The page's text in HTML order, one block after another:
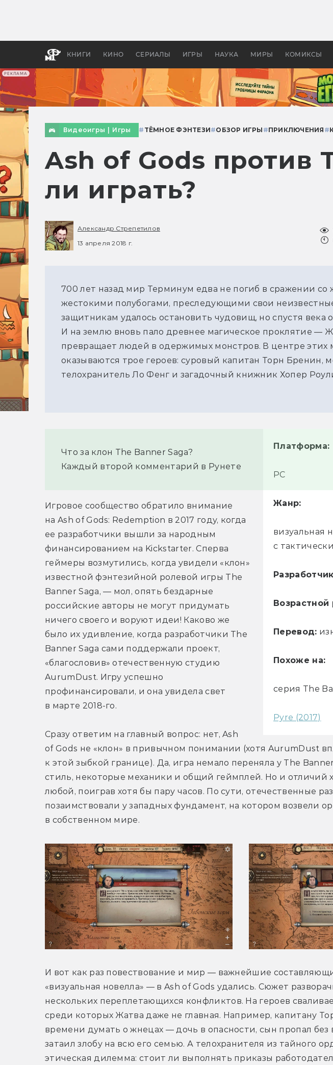
РЕКЛАМА
КНИГИ КИНО СЕРИАЛЫ ИГРЫ НАУКА МИРЫ КОМИКСЫ
апокалипсис, в России —
Видеоигры Игры # ТЁМНОЕ ФЭНТЕЗИ#ОБЗОР ИГРЫ #ПРИКЛЮЧЕНИЯ #
Ash of Gods против
ли играть?
Александр Стрепетилов
13 апреля 2018 г.
700 лет назад мир Терминум едва не погиб в сражении
жестокими полубогами, преследующими свои
защитникам удалось остановить чудовищ, но спустя века
И на землю вновь пало древнее магическое проклятие —
превращает людей в одержимых монстров. В центре этих
оказываются трое героев: суровый капитан Торн Бренин,
телохранитель Ло Фенг и загадочный книжник Хопер
Платформа:
PC
Жанр:
визуальная
с
Возрастной
Перевод:
Похоже на:
серия The
Pyre (2017)
Что за клон The Banner Saga?
Каждый второй комментарий в Рунете
Игровое сообщество обратило внимание
на Ash of Gods: Redemption в 2017 году, когда
ее разработчики вышли за народным
финансированием на Kickstarter. Сперва
геймеры возмутились, когда увидели «клон»
известной фэнтезийной ролевой игры The
Banner Saga, — мол, опять бездарные
российские авторы не могут придумать
ничего своего и воруют идеи! Каково же
было их удивление, когда разработчики The
Banner Saga сами поддержали проект,
«благословив» отечественную студию
AurumDust. Игру успешно
профинансировали, и она увидела свет
в марте 2018-го.
Сразу ответим на главный вопрос: нет, Ash
of Gods не «клон» в привычном понимании (хотя AurumDust
к этой зыбкой границе). Да, игра немало переняла у The
стиль, некоторые механики и общий геймплей. Но и отличий
любой, поиграв хотя бы пару часов. По сути, отечественные
позаимствовали у западных фундамент, на котором возвели
в собственном мире.
И вот как раз повествование и мир — важнейшие
«визуальная новелла» — в Ash of Gods удались. Сюжет
нескольких переплетающихся конфликтов. На героев
среди которых Жатва даже не главная. Например, капитану
времени думать о жнецах — дочь в опасности, сын пропал
затаил злобу на всю его семью. А телохранителя из тайного
этическая дилемма: стоит ли выполнять приказы